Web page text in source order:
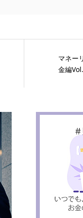
マネー
金編